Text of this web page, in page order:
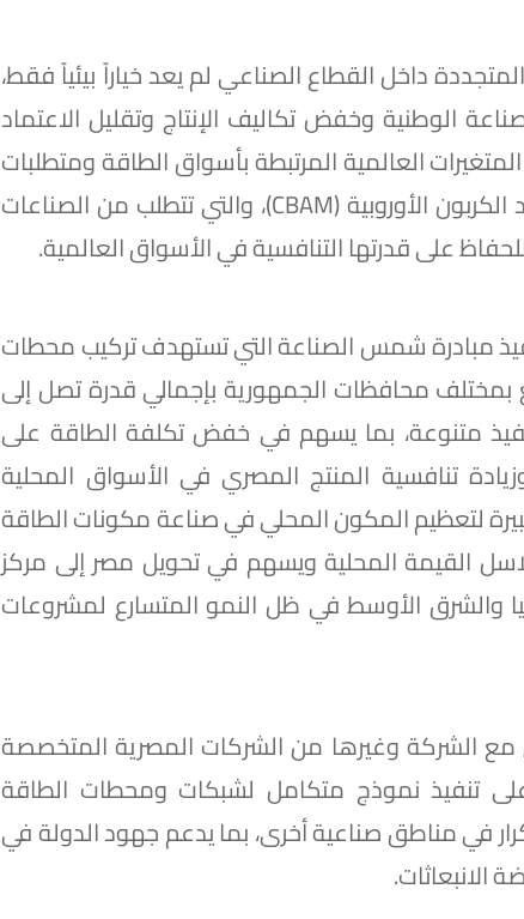
داخل القطاع الصناعي لم يعد خياراً بيئياً فقط،
الوطنية وخفض تكاليف الإنتاج وتقليل الاعتماد
العالمية المرتبطة بأسواق الطاقة ومتطلبات
خفض الانبعاثات الكربونية وآلية تعديل حدود الكربون الأوروبية (CBAM)، والتي تتطلب من الصناعات
على قدرتها التنافسية في الأسواق العالمية.
تنفيذ مبادرة شمس الصناعة التي تستهدف تركيب محطات
على أسطح نحو 7000 مصنع بمختلف محافظات الجمهورية بإجمالي قدرة تصل إلى
متنوعة، بما يسهم في خفض تكلفة الطاقة على
تنافسية المنتج المصري في الأسواق المحلية
كبيرة لتعظيم المكون المحلي في صناعة مكونات الطاقة
القيمة المحلية ويسهم في تحويل مصر إلى مركز
والشرق الأوسط في ظل النمو المتسارع لمشروعات
مع الشركة وغيرها من الشركات المصرية المتخصصة
تنفيذ نموذج متكامل لشبكات ومحطات الطاقة
في مناطق صناعية أخرى، بما يدعم جهود الدولة في
الانبعاثات.